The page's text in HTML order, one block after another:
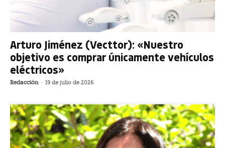
Arturo Jiménez (Vecttor): «Nuestro
objetivo es comprar únicamente vehículos
eléctricos»
Redacción - 19 de julio de 2026